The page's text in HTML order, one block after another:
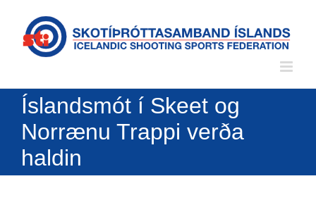
content
Íslandsmót í Skeet og
Norrænu Trappi verða
haldin